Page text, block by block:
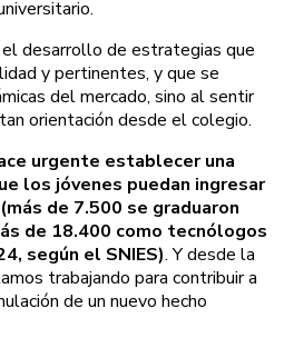
desarrollo de estrategias que
y pertinentes, y que se
del mercado, sino al sentir
orientación desde el colegio.
urgente establecer una
los jóvenes puedan ingresar
de 7.500 se graduaron
de 18.400 como tecnólogos
según el SNIES). Y desde la
trabajando para contribuir a
de un nuevo hecho